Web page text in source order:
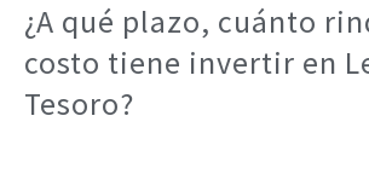
¿A qué plazo, cuánto
costo tiene invertir en
Tesoro?